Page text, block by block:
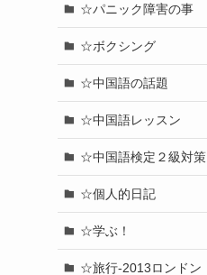
☆パニック障害の事
☆ボクシング
☆中国語の話題
☆中国語レッスン
☆中国語検定２級対策
☆個人的日記
☆学ぶ！
☆旅行-2013ロンドン